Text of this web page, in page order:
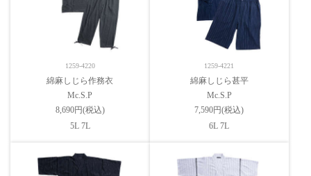
1259-4220
綿麻しじら作務衣
Mc.S.P
8,690円(税込)
5L 7L
1259-4221
綿麻しじら甚平
Mc.S.P
7,590円(税込)
6L 7L